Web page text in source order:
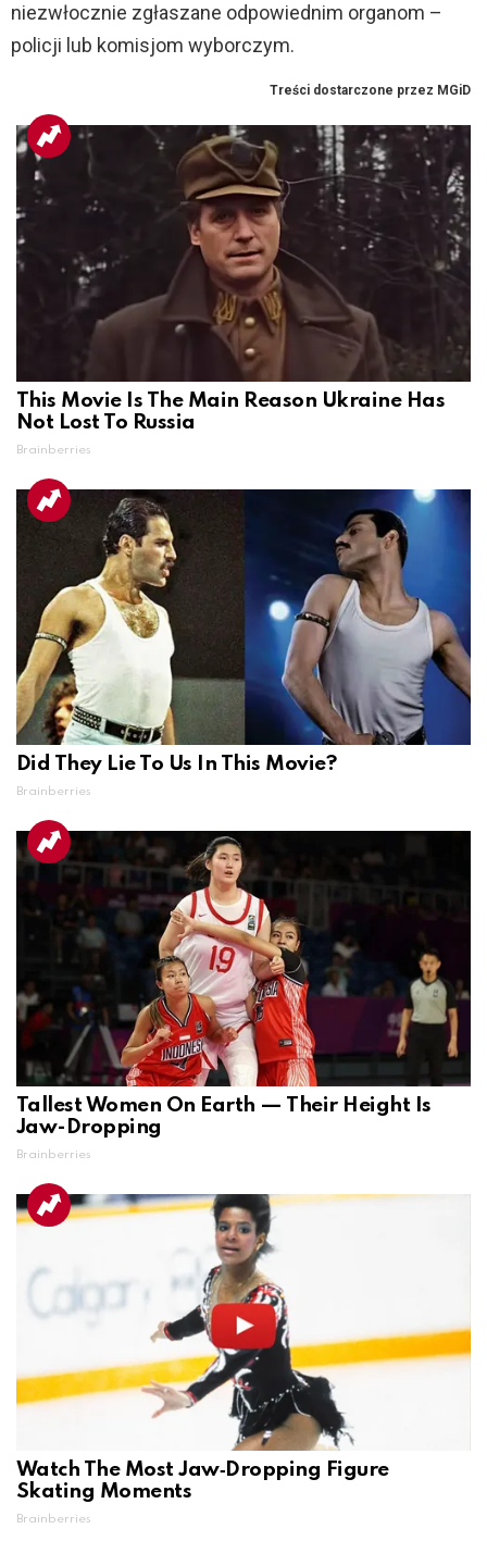
niezwłocznie zgłaszane odpowiednim organom –
policji lub komisjom wyborczym.
This Movie Is The Main Reason Ukraine Has
Not Lost To Russia
Brainberries
Did They Lie To Us In This Movie?
Brainberries
Tallest Women On Earth — Their Height Is
Jaw-Dropping
Brainberries
Watch The Most Jaw‑Dropping Figure
Skating Moments
Brainberries